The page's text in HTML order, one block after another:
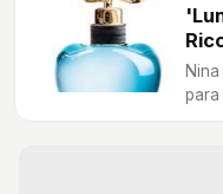
para